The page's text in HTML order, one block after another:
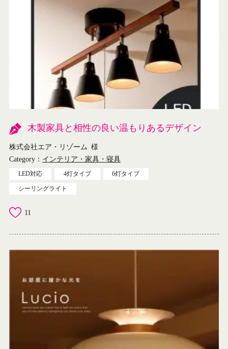
木製家具と相性の良い温もりあるデザイン
株式会社エア・リゾーム 様
Category： インテリア・家具・寝具
LED対応 4灯タイプ 6灯タイプ
シーリングライト
11